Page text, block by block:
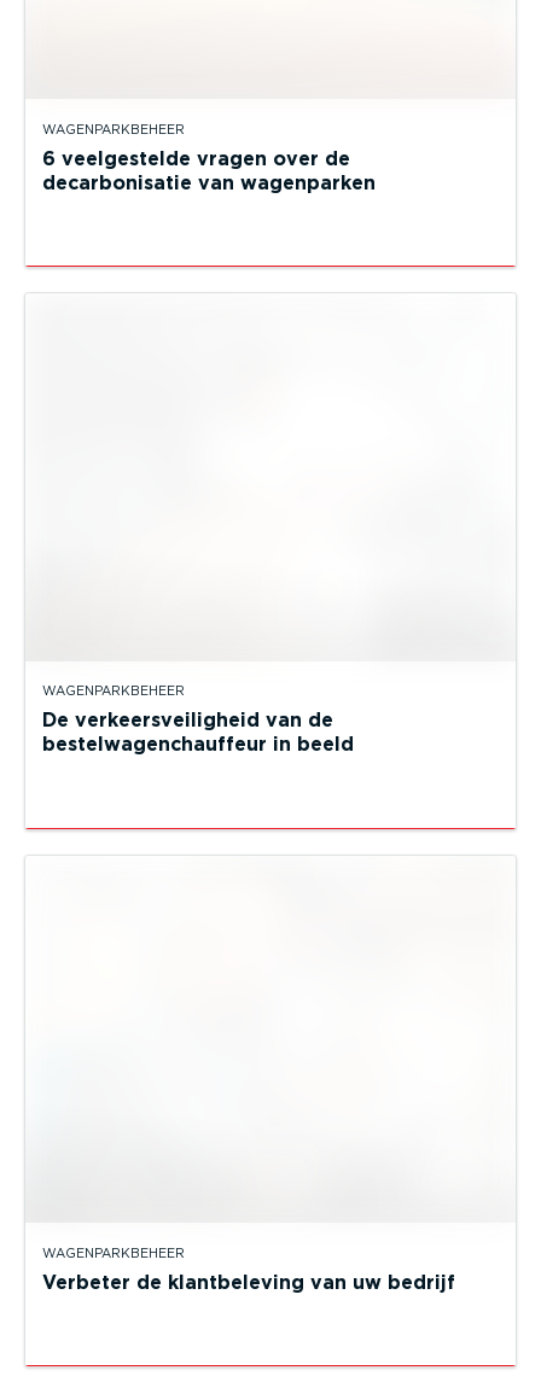
WAGENPARKBEHEER
6 veelgestelde vragen over de
decarbonisatie van wagenparken
WAGENPARKBEHEER
De verkeersveiligheid van de
bestelwagenchauffeur in beeld
WAGENPARKBEHEER
Verbeter de klantbeleving van uw bedrijf